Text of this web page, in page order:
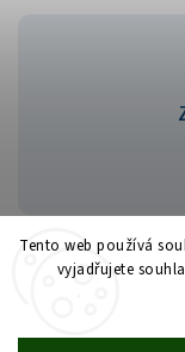
Tento web používá
vyjadřujete